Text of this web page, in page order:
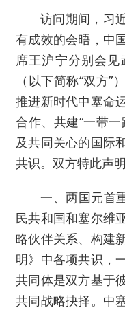
访问期间，习
有成效的会晤，中
席王沪宁分别会
（以下简称“双方
推进新时代中塞命
合作、共建“一带
及共同关心的国际
共识。双方特此声
一、两国元首
民共和国和塞尔维
略伙伴关系、构建
明》中各项共识，
共同体是双方基于
共同战略抉择。中